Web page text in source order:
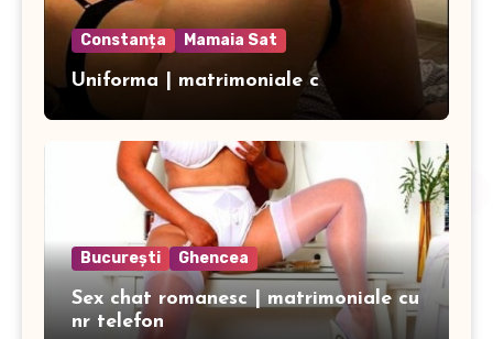
Constanța Mamaia Sat
Uniforma | matrimoniale c
București Ghencea
Sex chat romanesc | matrimoniale cu
nr telefon